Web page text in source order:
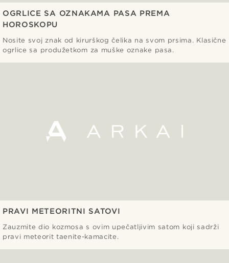
OGRLICE SA OZNAKAMA PASA PREMA
HOROSKOPU
Nosite svoj znak od kirurškog čelika na svom prsima. Klasične
ogrlice sa produžetkom za muške oznake pasa.
PRAVI METEORITNI SATOVI
Zauzmite dio kozmosa s ovim upečatljivim satom koji sadrži
pravi meteorit taenite-kamacite.